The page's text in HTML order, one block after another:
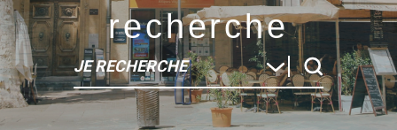
recherche
JE RECHERCHE